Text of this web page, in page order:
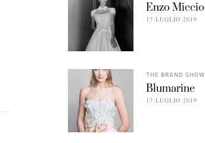
Enzo Miccio
17 LUGLIO 2019
THE BRAND SHOW
Blumarine
17 LUGLIO 2019